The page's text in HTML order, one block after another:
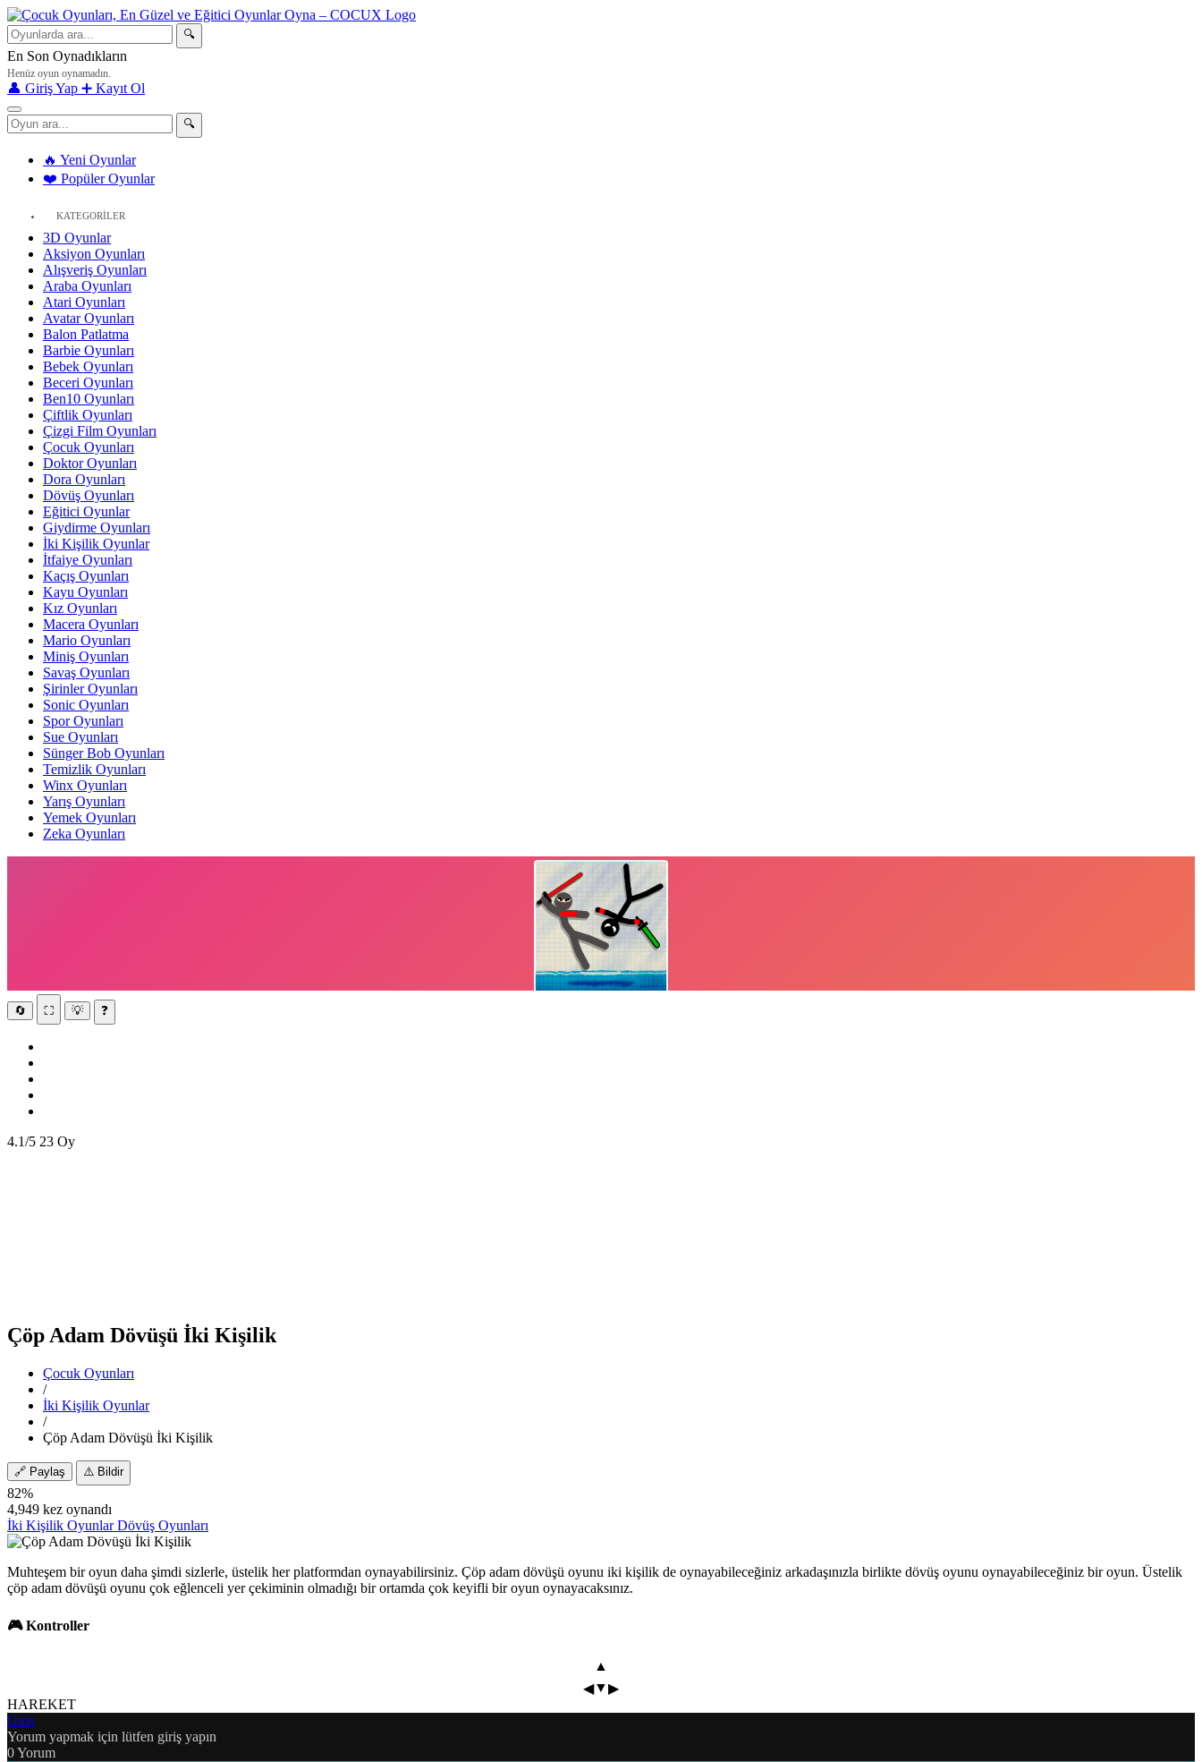
🔍
En Son Oynadıkların
Henüz oyun oynamadın.
👤 Giriş Yap ➕ Kayıt Ol
🔍
🔥 Yeni Oyunlar
❤️ Popüler Oyunlar
KATEGORİLER
3D Oyunlar
Aksiyon Oyunları
Alışveriş Oyunları
Araba Oyunları
Atari Oyunları
Avatar Oyunları
Balon Patlatma
Barbie Oyunları
Bebek Oyunları
Beceri Oyunları
Ben10 Oyunları
Çiftlik Oyunları
Çizgi Film Oyunları
Çocuk Oyunları
Doktor Oyunları
Dora Oyunları
Dövüş Oyunları
Eğitici Oyunlar
Giydirme Oyunları
İki Kişilik Oyunlar
İtfaiye Oyunları
Kaçış Oyunları
Kayu Oyunları
Kız Oyunları
Macera Oyunları
Mario Oyunları
Miniş Oyunları
Savaş Oyunları
Şirinler Oyunları
Sonic Oyunları
Spor Oyunları
Sue Oyunları
Sünger Bob Oyunları
Temizlik Oyunları
Winx Oyunları
Yarış Oyunları
Yemek Oyunları
Zeka Oyunları
🔄 ⛶ 💡 ❓
4.1/5 23 Oy
Çöp Adam Dövüşü İki Kişilik
Çocuk Oyunları
/
İki Kişilik Oyunlar
/
Çöp Adam Dövüşü İki Kişilik
🔗 Paylaş ⚠️ Bildir
82%
4,949 kez oynandı
İki Kişilik OyunlarDövüş Oyunları
Muhteşem bir oyun daha şimdi sizlerle, üstelik her platformdan oynayabilirsiniz. Çöp adam dövüşü oyunu iki kişilik de oynayabileceğiniz arkadaşınızla birlikte dövüş oyunu oynayabileceğiniz bir oyun. Üstelik
çöp adam dövüşü oyunu çok eğlenceli yer çekiminin olmadığı bir ortamda çok keyifli bir oyun oynayacaksınız.
🎮 Kontroller
▲
◀▼▶
HAREKET
Giriş
Yorum yapmak için lütfen giriş yapın
0Yorum